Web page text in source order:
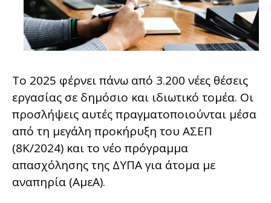
Το 2025 φέρνει πάνω από 3.200 νέες θέσεις
εργασίας σε δημόσιο και ιδιωτικό τομέα. Οι
προσλήψεις αυτές πραγματοποιούνται μέσα
από τη μεγάλη προκήρυξη του ΑΣΕΠ
(8Κ/2024) και το νέο πρόγραμμα
απασχόλησης της ΔΥΠΑ για άτομα με
αναπηρία (ΑμεΑ).